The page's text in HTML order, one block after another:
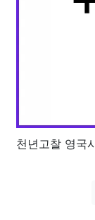
천년고찰 영국